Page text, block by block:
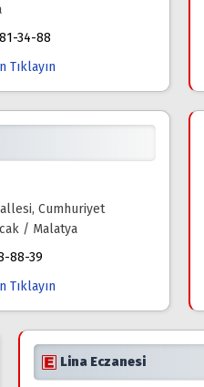
34-88
Tıklayın
Cumhuriyet
/ Malatya
88-39
Tıklayın
Lina Eczanesi